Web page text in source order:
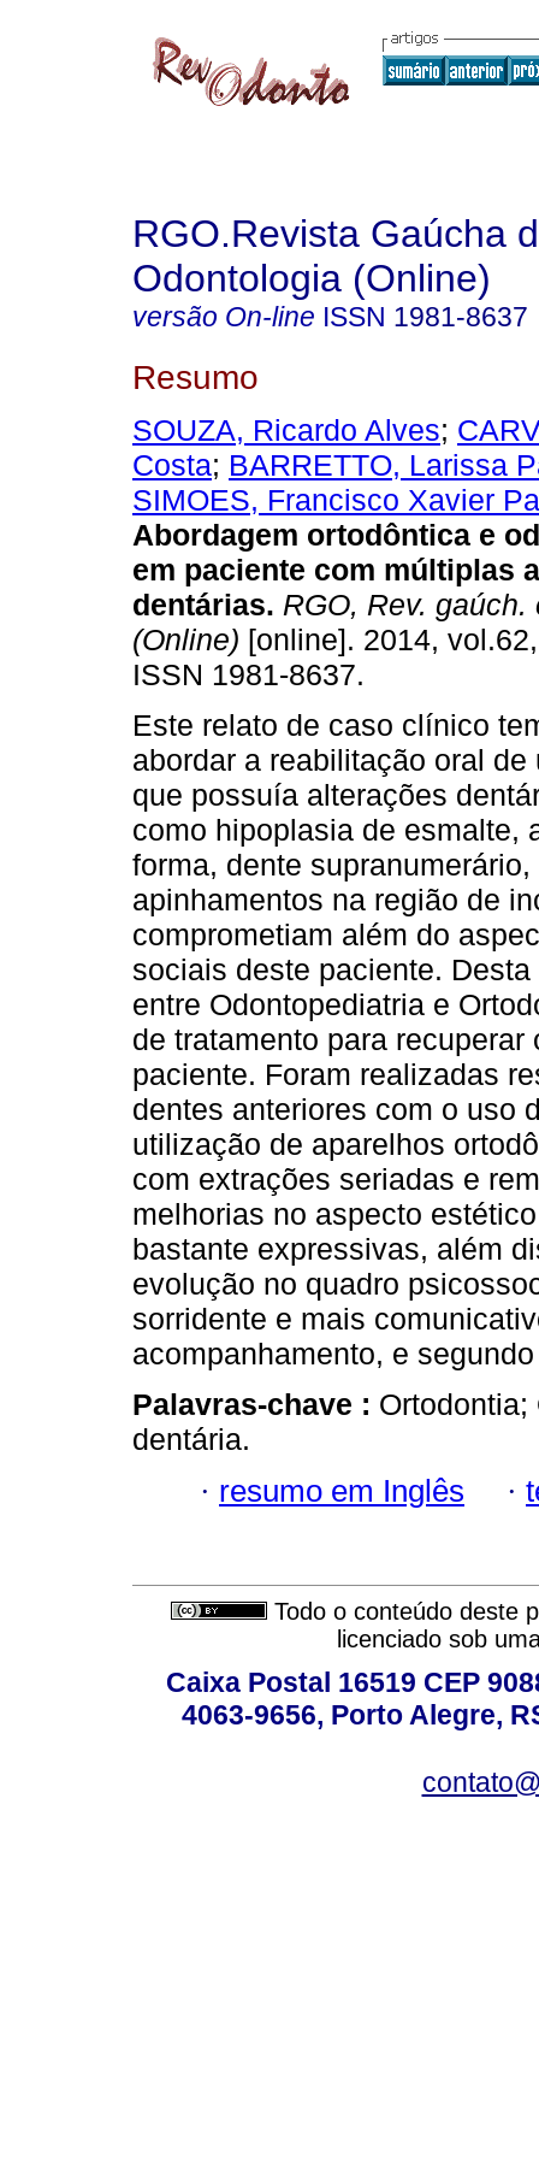
RGO.Revista Gaúcha
Odontologia (Online)
versão On-line ISSN 1981-8637
Resumo
SOUZA, Ricardo Alves;
Costa; BARRETTO, Larissa
SIMOES, Francisco Xavier
Abordagem ortodôntica e
em paciente com múltiplas
dentárias. RGO, Rev. gaúch.
(Online) [online]. 2014,
ISSN 1981-8637.
Este relato de caso clínico
abordar a reabilitação oral de
que possuía alterações
como hipoplasia de esmalte,
forma, dente
apinhamentos na região de
comprometiam além do
sociais deste paciente.
entre Odontopediatria e
de tratamento para
paciente. Foram realizadas
dentes anteriores com o uso
utilização de aparelhos
com extrações seriadas e
melhorias no aspecto
bastante expressivas, além
evolução no quadro
sorridente e mais
acompanhamento, e
Palavras-chave : Ortodontia;
dentária.
· resumo em Inglês ·
Todo o conteúdo deste
licenciado sob
Caixa Postal 16519 CEP
4063-9656, Porto Alegre,